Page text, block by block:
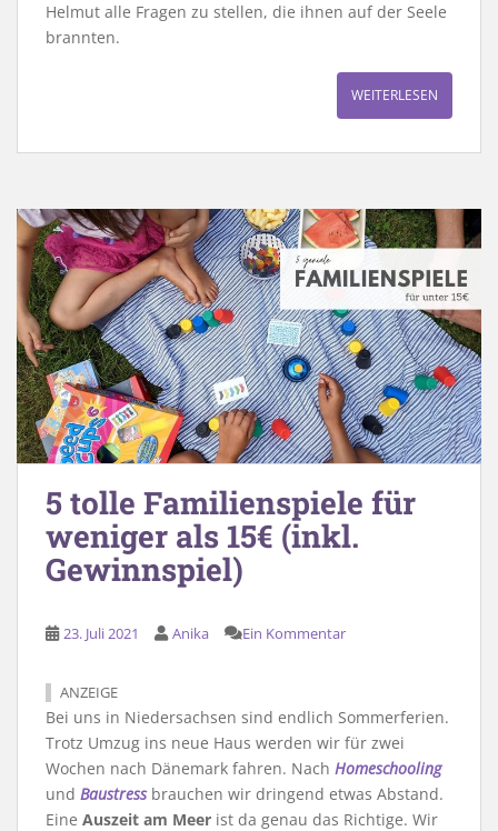
Helmut alle Fragen zu stellen, die ihnen auf der Seele
brannten.
WEITERLESEN
5 tolle Familienspiele für
weniger als 15€ (inkl.
Gewinnspiel)
23. Juli 2021 Anika Ein Kommentar
ANZEIGE
Bei uns in Niedersachsen sind endlich Sommerferien.
Trotz Umzug ins neue Haus werden wir für zwei
Wochen nach Dänemark fahren. Nach Homeschooling
und Baustressbrauchen wir dringend etwas Abstand.
Eine Auszeit am Meer ist da genau das Richtige. Wir